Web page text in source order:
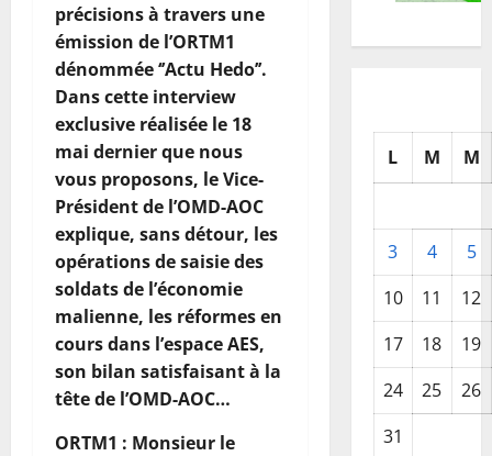
précisions à travers une
émission de l’ORTM1
dénommée ‘’Actu Hedo’’.
Dans cette interview
exclusive réalisée le 18
mai dernier que nous
vous proposons, le Vice-
Président de l’OMD-AOC
explique, sans détour, les
opérations de saisie des
soldats de l’économie
malienne, les réformes en
cours dans l’espace AES,
son bilan satisfaisant à la
tête de l’OMD-AOC…
ORTM1 : Monsieur le
L M M
3 4
5
10
11
12
17
18
19
24
25
26
31